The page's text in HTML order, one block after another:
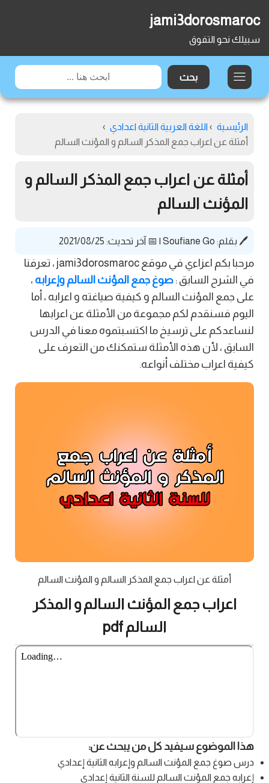
jami3dorosmaroc
سبيلك نحو التفوق
الرئيسية › اللغة العربية الثانية اعدادي ›
أمثلة عن اعراب جمع المذكر السالم و المؤنث السالم
أمثلة عن اعراب جمع المذكر السالم و
المؤنث السالم
🖊️ بقلم: Soufiane Go
| 📅 آخر تحديث: 2021/08/25
مرحبا بكم اعزاءي في موقع jami3dorosmaroc ، تعرفنا
في الشرح السابق : صوغ جمع المؤنث السالم وإعرابه ،
على جمع المؤنث السالم و كيفية صياغته و اعرابه ، أما
اليوم فسنقدم لكم مجموعة من الأمثلة عن اعرابها
لنساعدكم على ترسيخ ما اكتسبتموه معنا في الدرس
السابق ، لأن هذه الأمثلة ستمكنك من التعرف على
كيفية اعراب مختلف أنواعه.
أمثلة عن اعراب جمع المذكر السالم و المؤنث السالم
اعراب جمع المؤنث السالم و المذكر
السالم pdf
هذا الموضوع سيفيد كل من يبحث عن:
درس صوغ جمع المؤنث السالم وإعرابه الثانية إعدادي
إعرابه جمع المؤنث السالم للسنة الثانية إعدادي